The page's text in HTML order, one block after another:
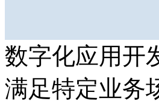
数字化应用开
满足特定业务